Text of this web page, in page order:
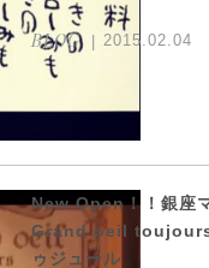
BLOG 2015.02.04
New Open！！銀座
Grand oeil toujours
ゥジュール